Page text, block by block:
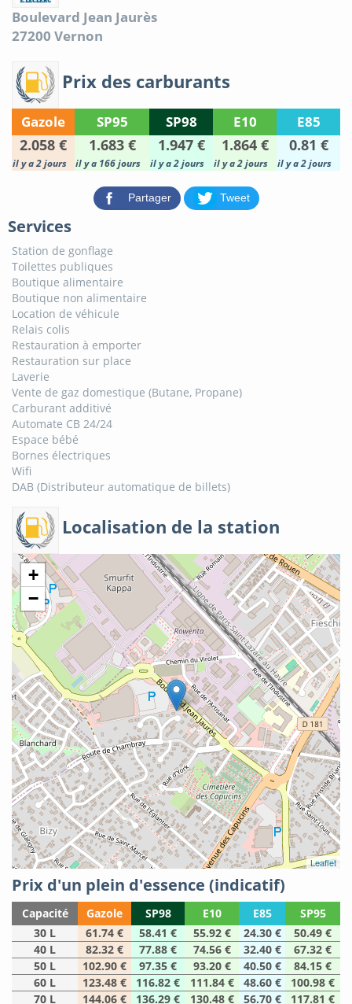
Boulevard Jean Jaurès
27200 Vernon
Prix des carburants
Gazole SP95 SP98 E10 E85
2.058 € 1.683 € 1.947 € 1.864 € 0.81 €
il y a 2 jours il y a 166 jours il y a 2 jours il y a 2 jours il y a 2 jours
Partager Tweet
Services
Station de gonflage
Toilettes publiques
Boutique alimentaire
Boutique non alimentaire
Location de véhicule
Relais colis
Restauration à emporter
Restauration sur place
Laverie
Vente de gaz domestique (Butane, Propane)
Carburant additivé
Automate CB 24/24
Espace bébé
Bornes électriques
Wifi
DAB (Distributeur automatique de billets)
Localisation de la station
+
−
Leaflet
Prix d'un plein d'essence (indicatif)
Capacité Gazole SP98 E10 E85
SP95
30 L
61.74 € 58.41 € 55.92 € 24.30 €
50.49 €
40 L
82.32 € 77.88 € 74.56 € 32.40 €
67.32 €
50 L
102.90 € 97.35 € 93.20 € 40.50 €
84.15 €
60 L
123.48 € 116.82 € 111.84 € 48.60 €
100.98 €
70 L
144.06 € 136.29 € 130.48 € 56.70 € 117.81 €